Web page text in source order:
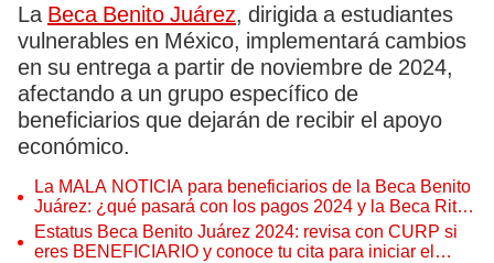
La Beca Benito Juárez, dirigida a estudiantes
vulnerables en México, implementará cambios
en su entrega a partir de noviembre de 2024,
afectando a un grupo específico de
beneficiarios que dejarán de recibir el apoyo
económico.
La MALA NOTICIA para beneficiarios de la Beca Benito
Juárez: ¿qué pasará con los pagos 2024 y la Beca Rita
Cetina?
Estatus Beca Benito Juárez 2024: revisa con CURP si
eres BENEFICIARIO y conoce tu cita para iniciar el